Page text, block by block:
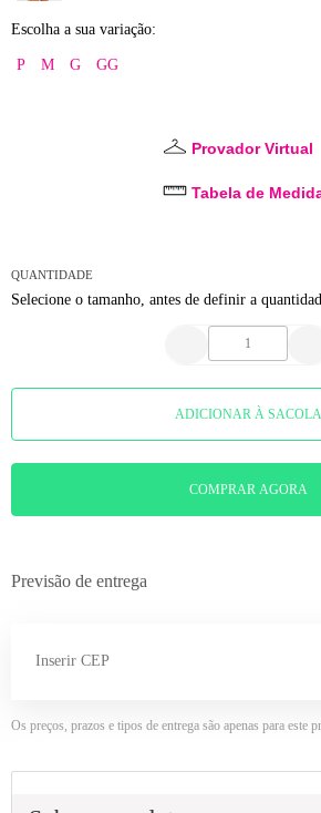
Escolha a sua variação:
P M G GG
Provador Virtual
Tabela de
QUANTIDADE
Selecione o tamanho, antes de definir a
ADICIONAR À SACOLA
COMPRAR AGORA
Previsão de entrega
Os preços, prazos e tipos de entrega são apenas para este